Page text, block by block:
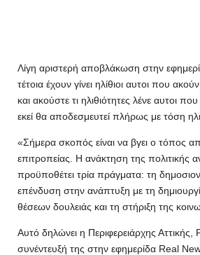
Λίγη αριστερή αποβλάκωση στην
τέτοια έχουν γίνει ηλίθιοι αυτοι που
και ακούστε τι ηλιθιότητες λένε αυτοι
εκεί θα αποδεσμευτεί πλήρως με τόση
«Σήμερα σκοπός είναι να βγει ο τόπος
επιτροπείας. Η ανάκτηση της πολιτικής
προϋποθέτει τρία πράγματα: τη
επένδυση στην ανάπτυξη με τη
θέσεων δουλειάς και τη στήριξη της
Αυτό δηλώνει η Περιφερειάρχης
συνέντευξή της στην εφημερίδα Real